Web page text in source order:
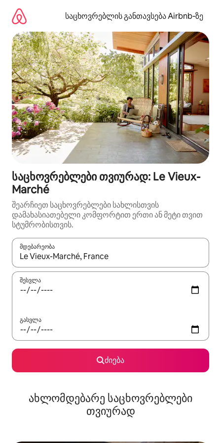
გადასვლა
საცხოვრებლის განთავსება Airbnb‑ზე
საცხოვრებლები თვიურად: Le Vieux-
Marché
შეარჩიეთ საცხოვრებლები სახლისთვის
დამახასიათებელი კომფორტით ერთი ან მეტი თვით
სტუმრობისთვის.
მდებარეობა
როცა შედეგები ხელმისაწვდომი გახდება, ნავიგაციისთვის
შესვლა
გასვლა
ძიება
ახლომდებარე საცხოვრებლები
თვიურად